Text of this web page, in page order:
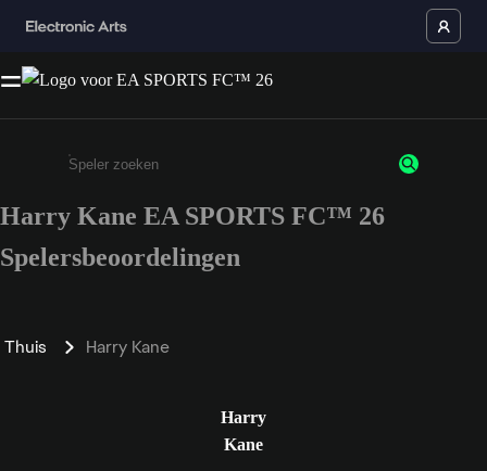
Enter a minimum of 3 characters or numbers
Harry Kane EA SPORTS FC™ 26
Spelersbeoordelingen
Thuis Harry Kane
Harry
Kane